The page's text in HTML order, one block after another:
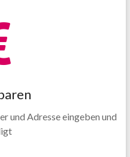
und Adresse eingeben und